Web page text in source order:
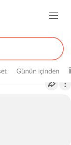
Günün içinden